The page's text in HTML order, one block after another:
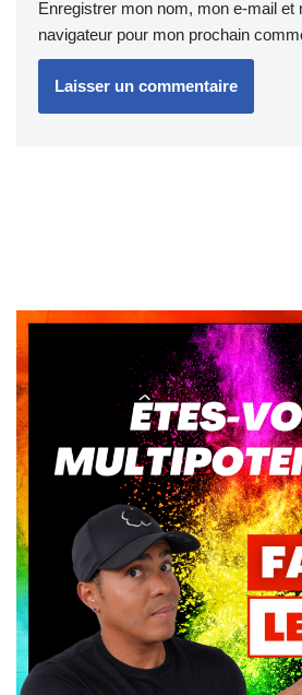
Enregistrer mon nom, mon e-mail et
navigateur pour mon prochain